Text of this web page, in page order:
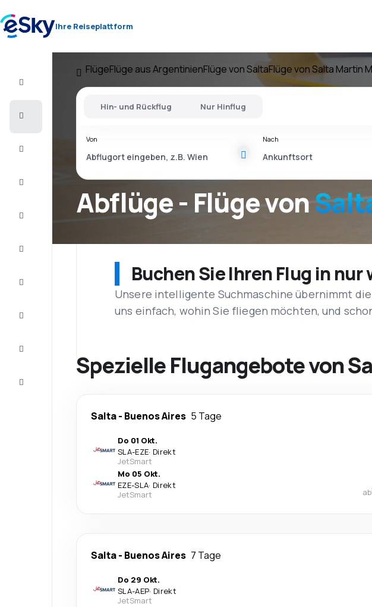
Ihre Reiseplattform
FlügeFlüge aus ArgentinienFlüge von SaltaFlüge von Salta Martin
Abflüge - Flüge von
Hin- und Rückflug Nur Hinflug
Von Nach
Buchen Sie Ihren Flug in
Unsere intelligente Suchmaschine übernimmt
uns einfach, wohin Sie fliegen möchten, und
Spezielle Flugangebote von
Salta- Buenos Aires 5 Tage
Do 01 Okt.
SLA-EZE· Direkt
JetSmart
Mo 05 Okt.
EZE-SLA· Direkt
JetSmart
ab
Salta- Buenos Aires 7 Tage
Do 29 Okt.
SLA-AEP· Direkt
JetSmart